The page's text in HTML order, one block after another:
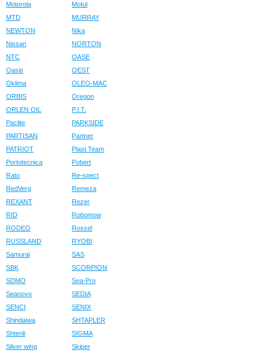
Motorola
Motul
MTD
MURRAY
NEWTON
Nika
Nissan
NORTON
NTC
OASE
Oasis
OEST
Oklima
OLEO-MAC
ORBIS
Oregon
ORLEN OIL
P.I.T.
Paclite
PARKSIDE
PARTISAN
Partner
PATRIOT
Plast Team
Portotecnica
Pubert
Rato
Re-spect
RedVerg
Remeza
REXANT
Rezer
RID
Robomow
RODEO
Rossel
RUSSLAND
RYOBI
Samurai
SAS
SBK
SCORPION
SDMO
Sea-Pro
Seanovo
SEDIA
SENCI
SENIX
Shindaiwa
SHTAPLER
Shtenli
SIGMA
Silver wing
Skiper